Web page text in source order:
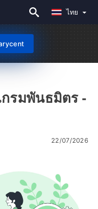
ไทย
รมพันธมิตร -
22/07/2026